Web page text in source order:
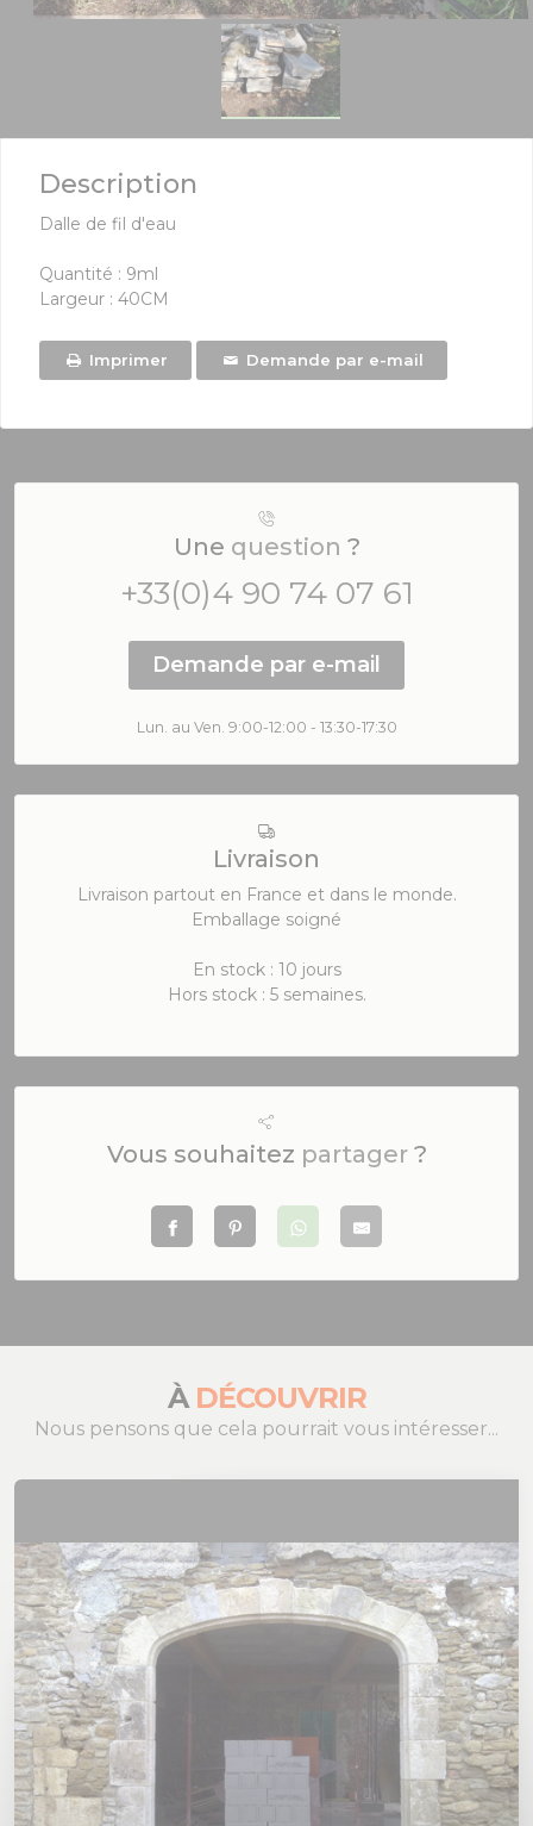
Description
Dalle de fil d'eau
Quantité : 9ml
Largeur : 40CM
Imprimer Demande par e-mail
Une question ?
+33(0)4 90 74 07 61
Demande par e-mail
Lun. au Ven. 9:00-12:00 - 13:30-17:30
Livraison
Livraison partout en France et dans le monde.
Emballage soigné
En stock : 10 jours
Hors stock : 5 semaines.
Vous souhaitez partager?
À DÉCOUVRIR
Nous pensons que cela pourrait vous intéresser...